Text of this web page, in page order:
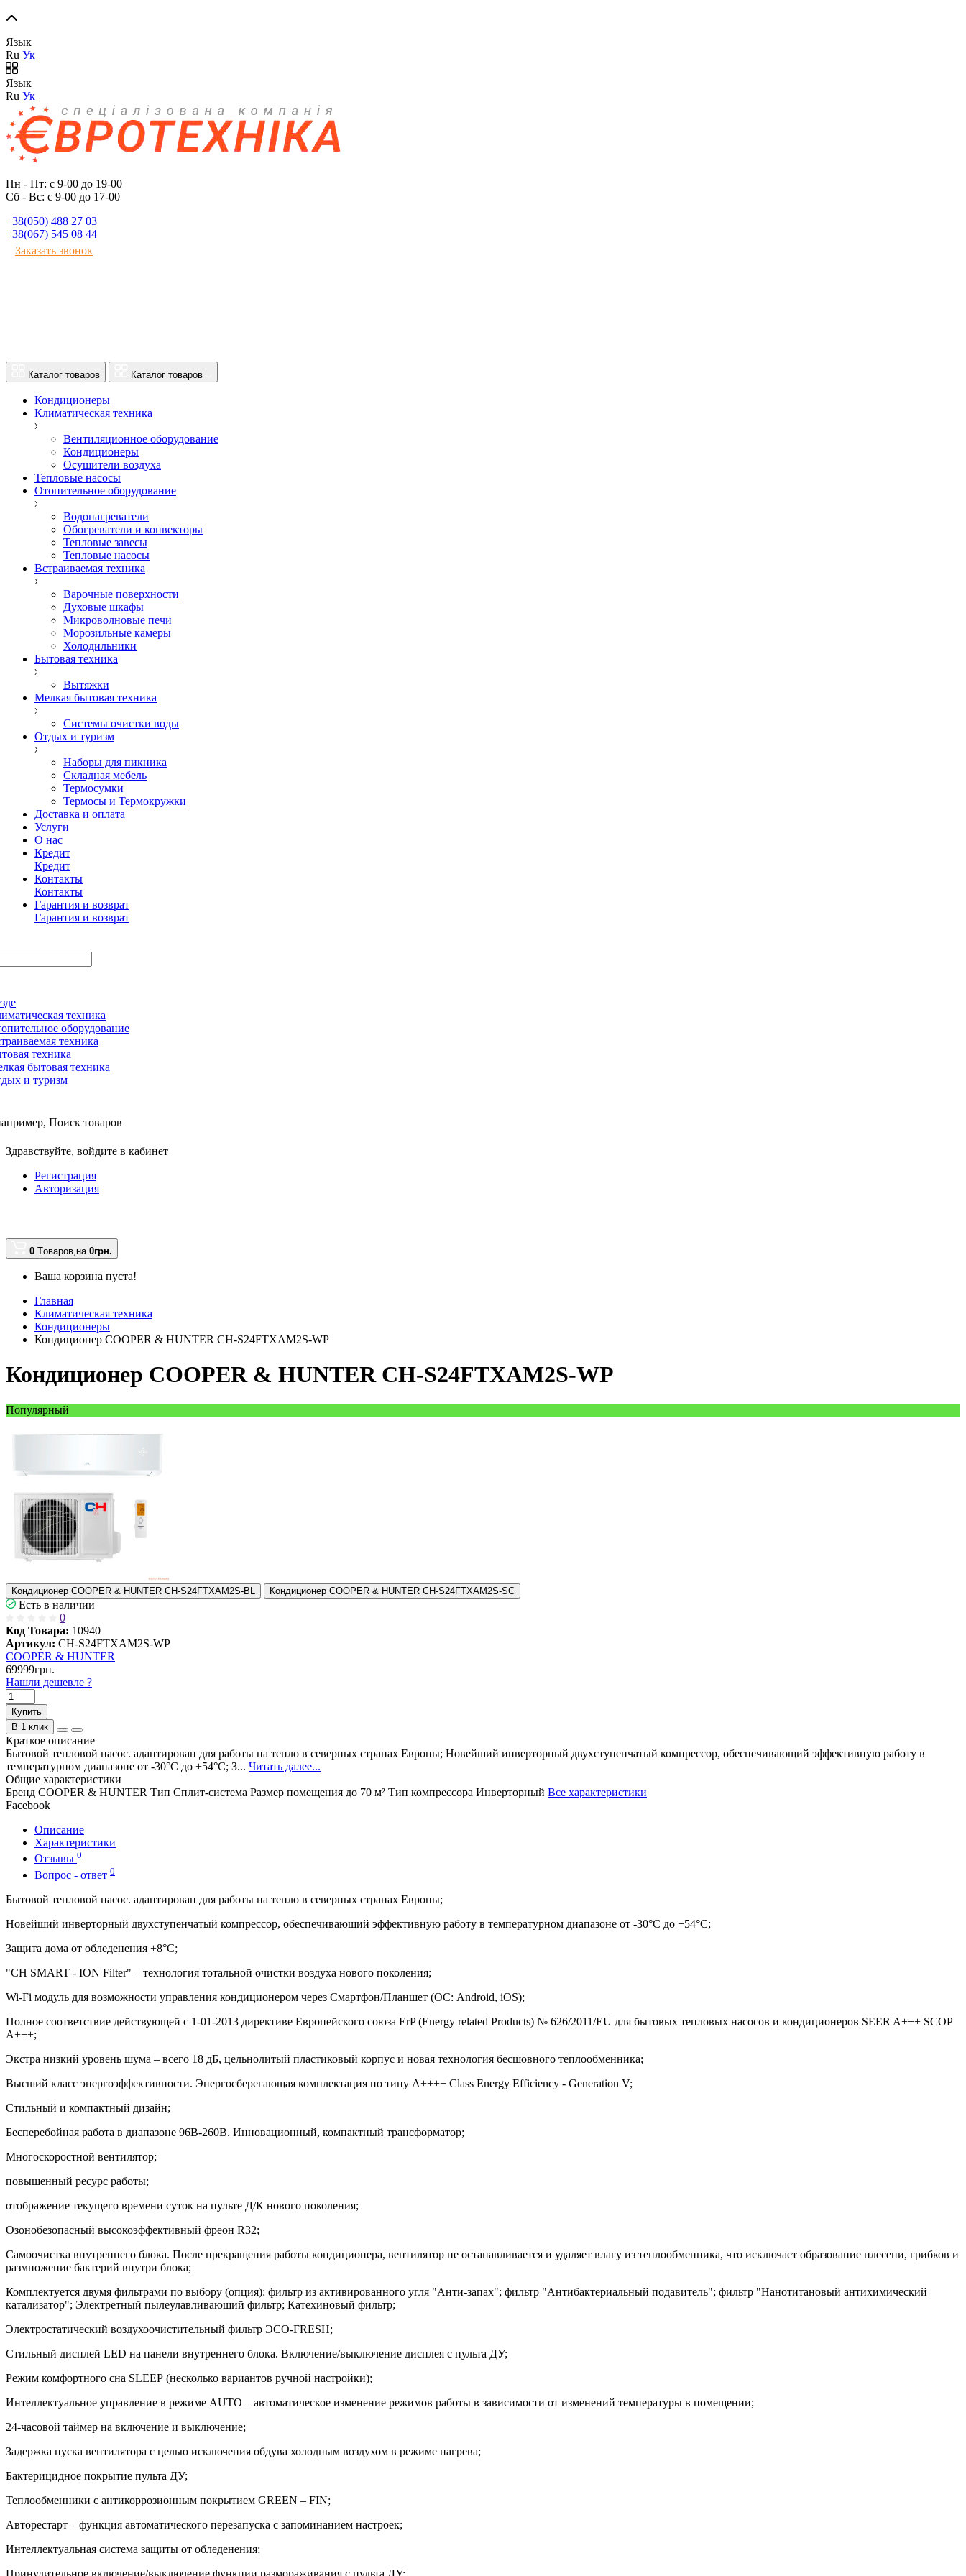
Язык
Ru Ук
Язык
Ru Ук
Пн - Пт: с 9-00 до 19-00
Сб - Вс: с 9-00 до 17-00
+38(050) 488 27 03
+38(067) 545 08 44
Заказать звонок
Каталог товаров Каталог товаров
Кондиционеры
Климатическая техника
Вентиляционное оборудование
Кондиционеры
Осушители воздуха
Тепловые насосы
Отопительное оборудование
Водонагреватели
Обогреватели и конвекторы
Тепловые завесы
Тепловые насосы
Встраиваемая техника
Варочные поверхности
Духовые шкафы
Микроволновые печи
Морозильные камеры
Холодильники
Бытовая техника
Вытяжки
Мелкая бытовая техника
Системы очистки воды
Отдых и туризм
Наборы для пикника
Складная мебель
Термосумки
Термосы и Термокружки
Доставка и оплата
Услуги
О нас
Кредит
Кредит
Контакты
Контакты
Гарантия и возврат
Гарантия и возврат
техника
оборудование
техника
техника
бытовая техника
и туризм
Поиск товаров
Здравствуйте, войдите в кабинет
Регистрация
Авторизация
0 Tоваров,на 0грн.
Ваша корзина пуста!
Главная
Климатическая техника
Кондиционеры
Кондиционер COOPER & HUNTER CH-S24FTXAM2S-WP
Кондиционер COOPER & HUNTER CH-S24FTXAM2S-WP
Популярный
Кондиционер COOPER & HUNTER CH-S24FTXAM2S-BL Кондиционер COOPER & HUNTER CH-S24FTXAM2S-SC
Есть в наличии
0
Код Товара: 10940
Артикул: CH-S24FTXAM2S-WP
COOPER & HUNTER
69999грн.
Нашли дешевле ?
Купить
В 1 клик
Краткое описание
Бытовой тепловой насос. адаптирован для работы на тепло в северных странах Европы; Новейший инверторный двухступенчатый компрессор, обеспечивающий эффективную работу в
температурном диапазоне от -30°C до +54°C; З... Читать далее...
Общие характеристики
Бренд COOPER & HUNTER Тип Сплит-система Размер помещения до 70 м² Тип компрессора Инверторный Все характеристики
Facebook
Описание
Характеристики
Отзывы 0
Вопрос - ответ 0
Бытовой тепловой насос. адаптирован для работы на тепло в северных странах Европы;
Новейший инверторный двухступенчатый компрессор, обеспечивающий эффективную работу в температурном диапазоне от -30°C до +54°C;
Защита дома от обледенения +8°C;
"CH SMART - ION Filter" – технология тотальной очистки воздуха нового поколения;
Wi-Fi модуль для возможности управления кондиционером через Смартфон/Планшет (ОС: Android, iOS);
Полное соответствие действующей c 1-01-2013 директиве Европейского союза ErP (Energy related Products) № 626/2011/EU для бытовых тепловых насосов и кондиционеров SEER A+++ SCOP
A+++;
Экстра низкий уровень шума – всего 18 дБ, цельнолитый пластиковый корпус и новая технология бесшовного теплообменника;
Высший класс энергоэффективности. Энергосберегающая комплектация по типу A++++ Class Energy Efficiency - Generation V;
Стильный и компактный дизайн;
Бесперебойная работа в диапазоне 96В-260В. Инновационный, компактный трансформатор;
Многоскоростной вентилятор;
повышенный ресурс работы;
отображение текущего времени суток на пульте Д/К нового поколения;
Озонобезопасный высокоэффективный фреон R32;
Самоочистка внутреннего блока. После прекращения работы кондиционера, вентилятор не останавливается и удаляет влагу из теплообменника, что исключает образование плесени, грибков и
размножение бактерий внутри блока;
Комплектуется двумя фильтрами по выбору (опция): фильтр из активированного угля "Анти-запах"; фильтр "Антибактериальный подавитель"; фильтр "Нанотитановый антихимический
катализатор"; Электретный пылеулавливающий фильтр; Катехиновый фильтр;
Электростатический воздухоочистительный фильтр ЭСО-FRESH;
Стильный дисплей LED на панели внутреннего блока. Включение/выключение дисплея с пульта ДУ;
Режим комфортного сна SLЕЕР (несколько вариантов ручной настройки);
Интеллектуальное управление в режиме AUTO – автоматическое изменение режимов работы в зависимости от изменений температуры в помещении;
24-часовой таймер на включение и выключение;
Задержка пуска вентилятора с целью исключения обдува холодным воздухом в режиме нагрева;
Бактерицидное покрытие пульта ДУ;
Теплообменники с антикоррозионным покрытием GREEN – FIN;
Авторестарт – функция автоматического перезапуска с запоминанием настроек;
Интеллектуальная система защиты от обледенения;
Принудительное включение/выключение функции размораживания с пульта ДУ;